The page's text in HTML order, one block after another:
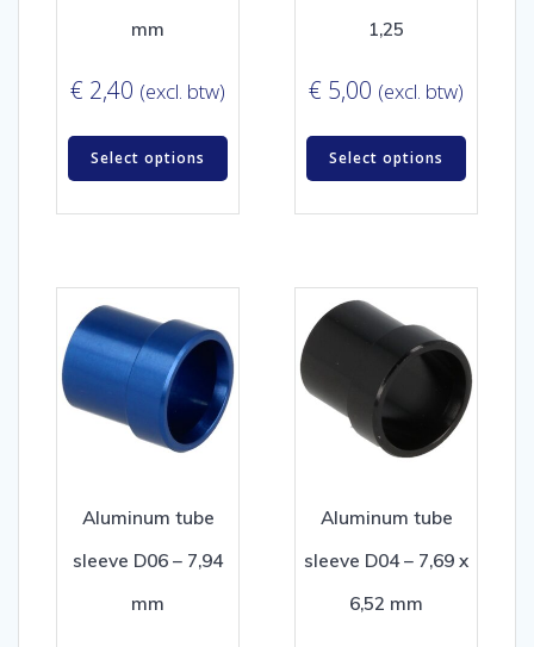
mm
€ 2,40 (excl. btw)
Select options
1,25
€ 5,00 (excl. btw)
Select options
Aluminum tube
sleeve D06 – 7,94
mm
Aluminum tube
sleeve D04 – 7,69 x
6,52 mm